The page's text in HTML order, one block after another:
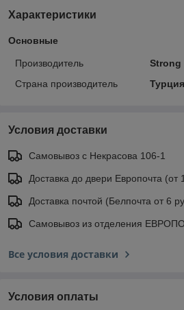
Характеристики
Основные
Производитель
Strong
Страна производитель
Турция
Условия доставки
Самовывоз с Некрасова 106-1
Доставка до двери Европочта (от
Доставка почтой (Белпочта от 6
Самовывоз из отделения
Все условия доставки
Условия оплаты